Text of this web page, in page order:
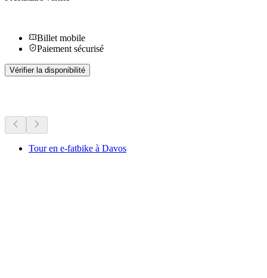
Billet mobile
Paiement sécurisé
Vérifier la disponibilité
Tour en e-fatbike à Davos